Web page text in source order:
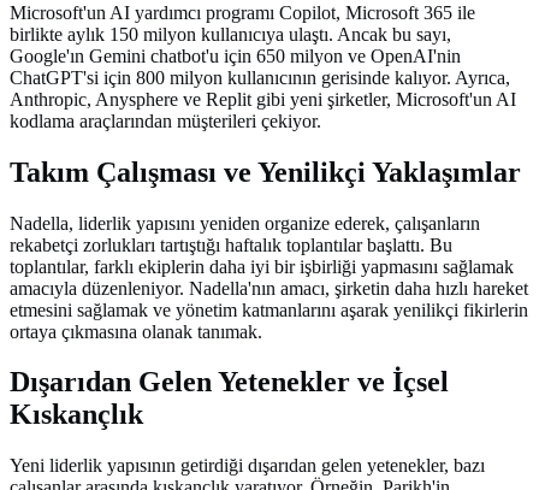
Microsoft'un AI yardımcı programı Copilot, Microsoft 365 ile
birlikte aylık 150 milyon kullanıcıya ulaştı. Ancak bu sayı,
Google'ın Gemini chatbot'u için 650 milyon ve OpenAI'nin
ChatGPT'si için 800 milyon kullanıcının gerisinde kalıyor. Ayrıca,
Anthropic, Anysphere ve Replit gibi yeni şirketler, Microsoft'un AI
kodlama araçlarından müşterileri çekiyor.
Takım Çalışması ve Yenilikçi Yaklaşımlar
Nadella, liderlik yapısını yeniden organize ederek, çalışanların
rekabetçi zorlukları tartıştığı haftalık toplantılar başlattı. Bu
toplantılar, farklı ekiplerin daha iyi bir işbirliği yapmasını sağlamak
amacıyla düzenleniyor. Nadella'nın amacı, şirketin daha hızlı hareket
etmesini sağlamak ve yönetim katmanlarını aşarak yenilikçi fikirlerin
ortaya çıkmasına olanak tanımak.
Dışarıdan Gelen Yetenekler ve İçsel
Kıskançlık
Yeni liderlik yapısının getirdiği dışarıdan gelen yetenekler, bazı